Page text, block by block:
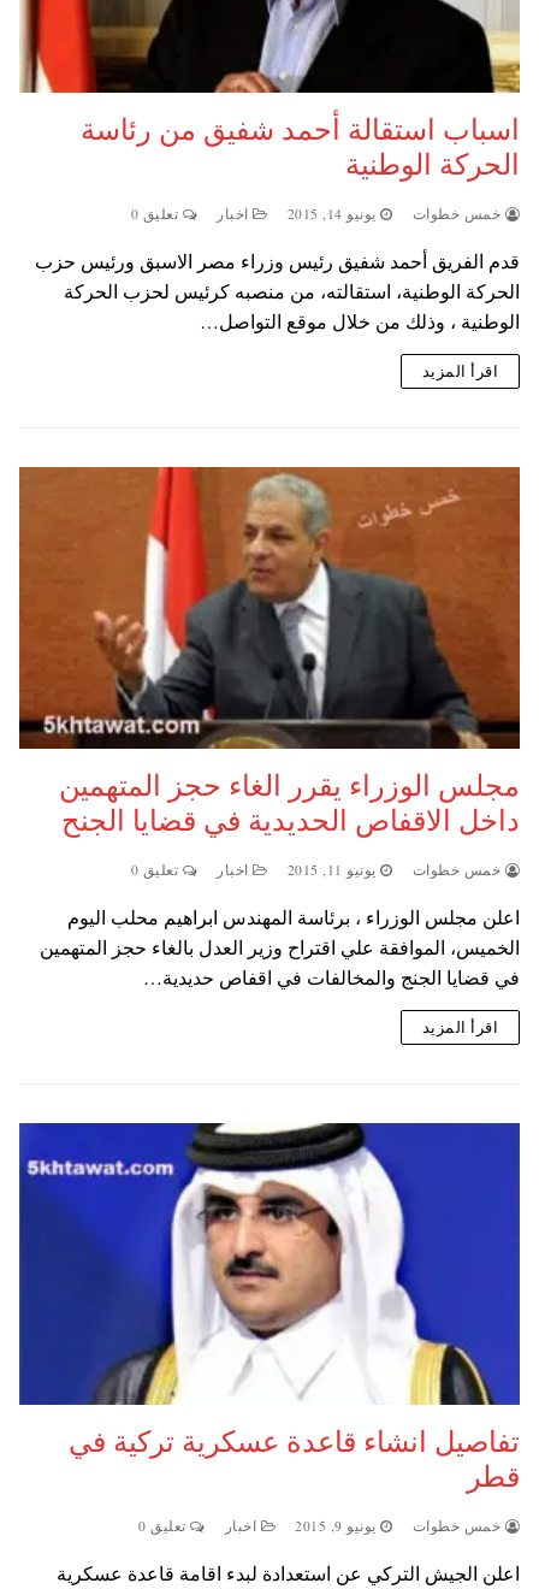
اسباب استقالة أحمد شفيق من رئاسة
الحركة الوطنية
خمس خطوات يونيو 14, 2015 اخبار تعليق 0
قدم الفريق أحمد شفيق رئيس وزراء مصر الاسبق ورئيس حزب
الحركة الوطنية، استقالته، من منصبه كرئيس لحزب الحركة
الوطنية ، وذلك من خلال موقع التواصل…
اقرأ المزيد
مجلس الوزراء يقرر الغاء حجز المتهمين
داخل الاقفاص الحديدية في قضايا الجنح
خمس خطوات يونيو 11, 2015 اخبار تعليق 0
اعلن مجلس الوزراء ، برئاسة المهندس ابراهيم محلب اليوم
الخميس، الموافقة علي اقتراح وزير العدل بالغاء حجز المتهمين
في قضايا الجنج والمخالفات في اقفاص حديدية…
اقرأ المزيد
تفاصيل انشاء قاعدة عسكرية تركية في
قطر
خمس خطوات يونيو 9, 2015 اخبار تعليق 0
اعلن الجيش التركي عن استعدادة لبدء اقامة قاعدة عسكرية